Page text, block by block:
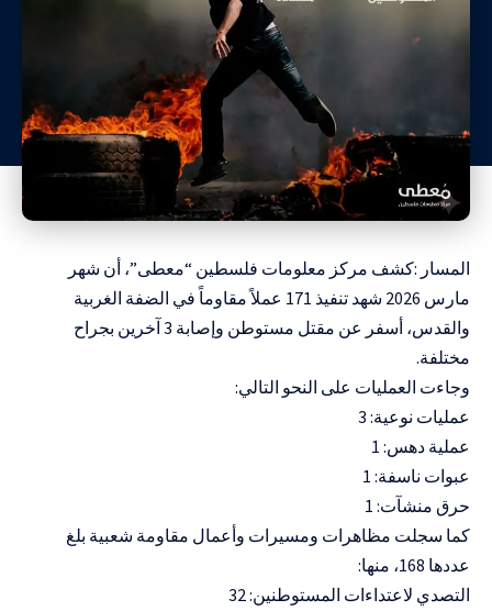
المسار :كشف مركز معلومات فلسطين “معطى”، أن شهر
مارس 2026 شهد تنفيذ 171 عملاً مقاوماً في الضفة الغربية
والقدس، أسفر عن مقتل مستوطن وإصابة 3 آخرين بجراح
مختلفة.
وجاءت العمليات على النحو التالي:
عمليات نوعية: 3
عملية دهس: 1
عبوات ناسفة: 1
حرق منشآت: 1
كما سجلت مظاهرات ومسيرات وأعمال مقاومة شعبية بلغ
عددها 168، منها:
التصدي لاعتداءات المستوطنين: 32